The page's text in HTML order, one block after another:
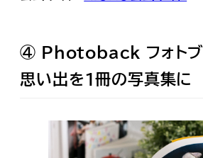
④ Photoback フォトブ
思い出を1冊の写真集に